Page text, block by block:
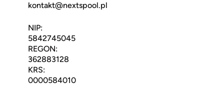
kontakt@nextspool.pl
NIP:
5842745045
REGON:
362883128
KRS:
0000584010